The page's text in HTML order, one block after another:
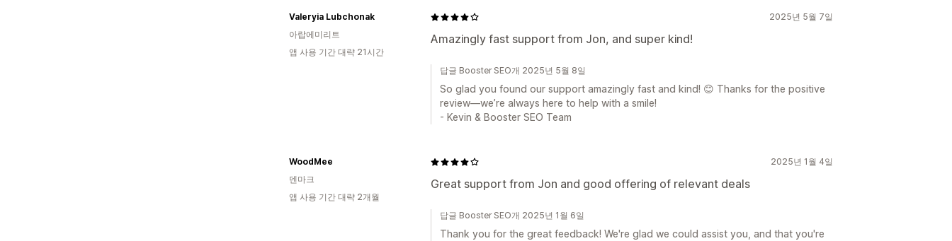
2025년 5월 7일
Amazingly fast support from Jon, and super kind!
Valeryia Lubchonak
아랍에미리트
앱 사용 기간 대략 21시간
답글 Booster SEO개 2025년 5월 8일
So glad you found our support amazingly fast and kind! 😊 Thanks for the positive
review—we’re always here to help with a smile!
- Kevin & Booster SEO Team
2025년 1월 4일
Great support from Jon and good offering of relevant deals
WoodMee
덴마크
앱 사용 기간 대략 2개월
답글 Booster SEO개 2025년 1월 6일
Thank you for the great feedback! We're glad we could assist you, and that you're